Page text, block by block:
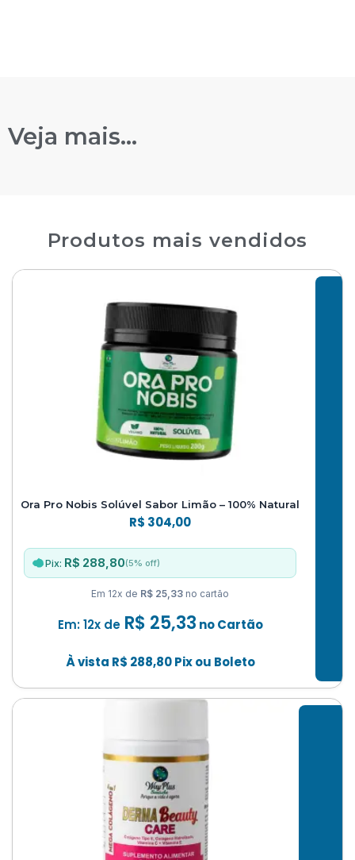
Veja mais...
Produtos mais vendidos
Ora Pro Nobis Solúvel Sabor Limão – 100% Natural
R$ 304,00
Pix: R$ 288,80(5% off)
Em 12x de R$ 25,33 no cartão
Em: 12x de R$ 25,33 no Cartão
À vista R$ 288,80 Pix ou Boleto